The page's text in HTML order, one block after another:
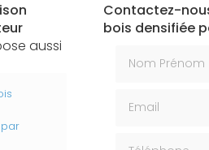
aussi
Contactez-
bois densifiée